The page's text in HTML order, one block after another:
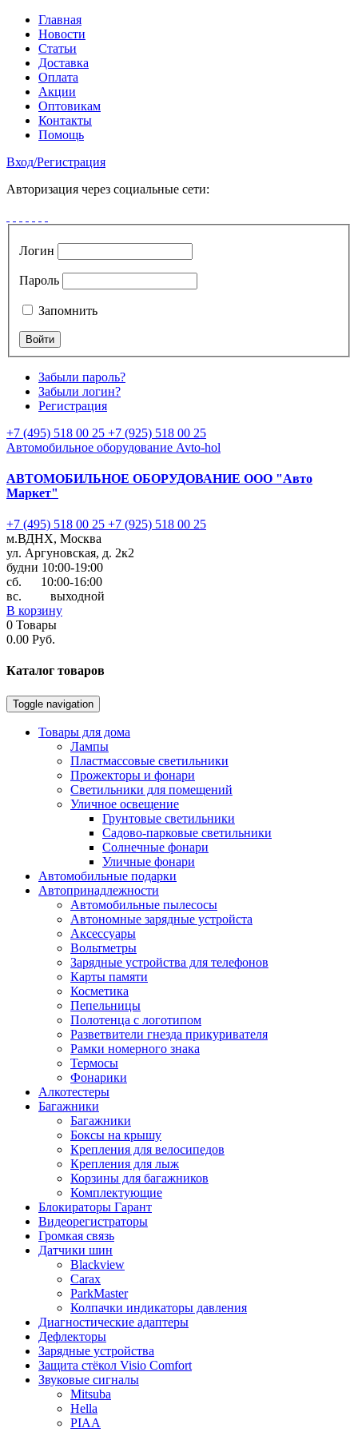
Главная
Новости
Статьи
Доставка
Оплата
Акции
Оптовикам
Контакты
Помощь
Вход/Регистрация
Авторизация через социальные сети:
Логин
Пароль
Запомнить
Забыли пароль?
Забыли логин?
Регистрация
+7 (495) 518 00 25 +7 (925) 518 00 25
Автомобильное оборудование Avto-hol
АВТОМОБИЛЬНОЕ ОБОРУДОВАНИЕ ООО "Авто
Маркет"
+7 (495) 518 00 25 +7 (925) 518 00 25
м.ВДНХ, Москва
ул. Аргуновская, д. 2к2
будни 10:00-19:00
cб. 10:00-16:00
вс. выходной
В корзину
0 Товары
0.00 Руб.
Каталог товаров
Toggle navigation
Товары для дома
Лампы
Пластмассовые светильники
Прожекторы и фонари
Светильники для помещений
Уличное освещение
Грунтовые светильники
Садово-парковые светильники
Солнечные фонари
Уличные фонари
Автомобильные подарки
Автопринадлежности
Автомобильные пылесосы
Автономные зарядные устройста
Аксессуары
Вольтметры
Зарядные устройства для телефонов
Карты памяти
Косметика
Пепельницы
Полотенца с логотипом
Разветвители гнезда прикуривателя
Рамки номерного знака
Термосы
Фонарики
Алкотестеры
Багажники
Багажники
Боксы на крышу
Крепления для велосипедов
Крепления для лыж
Корзины для багажников
Комплектующие
Блокираторы Гарант
Видеорегистраторы
Громкая связь
Датчики шин
Blackview
Carax
ParkMaster
Колпачки индикаторы давления
Диагностические адаптеры
Дефлекторы
Зарядные устройства
Защита стёкол Visio Comfort
Звуковые сигналы
Mitsuba
Hella
PIAA